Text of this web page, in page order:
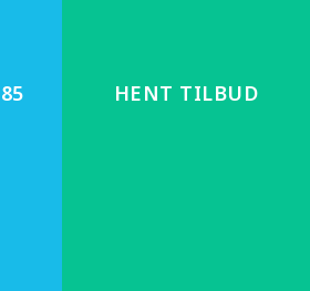
på de sociale medier.
HENT TILBUD